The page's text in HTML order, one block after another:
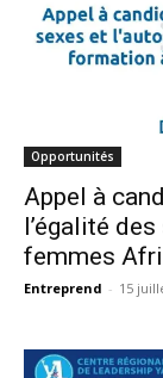
Opportunités
Appel à
l’égalité
femmes
Entreprend - 15